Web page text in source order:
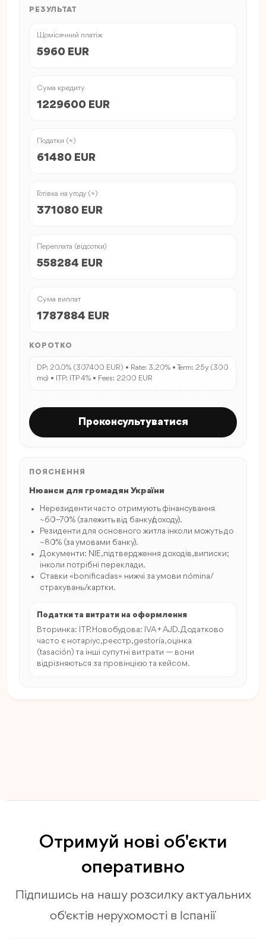
РЕЗУЛЬТАТ
Щомісячний платіж
5960 EUR
Сума кредиту
1229600 EUR
Податки (≈)
61480 EUR
Готівка на угоду (≈)
371080 EUR
Переплата (відсотки)
558284 EUR
Сума виплат
1787884 EUR
КОРОТКО
DP: 20.0% (307400 EUR) • Rate: 3.20% • Term: 25y (300
mo) • ITP: ITP 4% • Fees: 2200 EUR
Проконсультуватися
ПОЯСНЕННЯ
Нюанси для громадян України
Нерезиденти часто отримують фінансування
~60–70% (залежить від банку/доходу).
Резиденти для основного житла інколи можуть до
~80% (за умовами банку).
Документи: NIE, підтвердження доходів, виписки;
інколи потрібні переклади.
Ставки «bonificadas» нижчі за умови nómina/
страхувань/картки.
Податки та витрати на оформлення
Вторинка: ITP. Новобудова: IVA + AJD. Додатково
часто є нотаріус, реєстр, gestoría, оцінка
(tasación) та інші супутні витрати — вони
відрізняються за провінцією та кейсом.
Отримуй нові об'єкти
оперативно
Підпишись на нашу розсилку актуальних
об'єктів нерухомості в Іспанії